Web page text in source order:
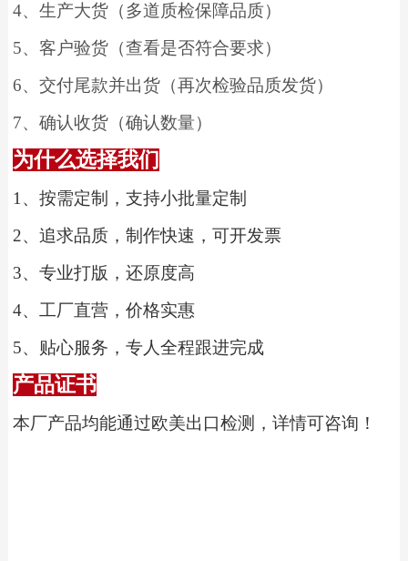
4、 生产大货（多道质检保障品质）
5、 客户验货（查看是否符合要求）
6、 交付尾款并出货（再次检验品质发货）
7、 确认收货（确认数量）
为什么选择我们
1、 按需定制，支持小批量定制
2、 追求品质，制作快速，可开发票
3、 专业打版，还原度高
4、 工厂直营，价格实惠
5、 贴心服务，专人全程跟进完成
产品证书
本厂产品均能通过欧美出口检测，详情可咨询！